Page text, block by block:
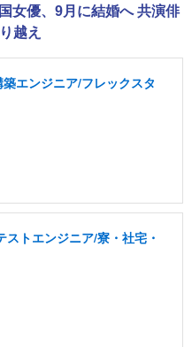
女優、9月に結婚へ 共演俳
越え
エンジニア/フレックスタ
トエンジニア/寮・社宅・